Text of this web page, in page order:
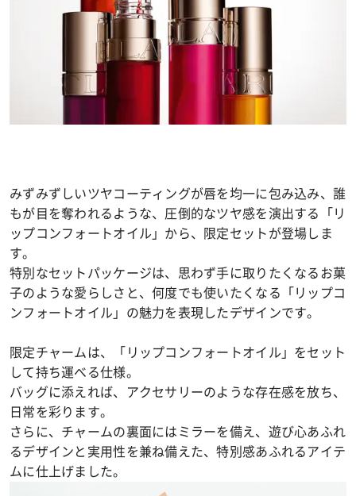
みずみずしいツヤコーティングが唇を均一に包み込み、誰
もが目を奪われるような、圧倒的なツヤ感を演出する「リ
ップコンフォートオイル」から、限定セットが登場しま
す。
特別なセットパッケージは、思わず手に取りたくなるお菓
子のような愛らしさと、何度でも使いたくなる「リップコ
ンフォートオイル」の魅力を表現したデザインです。
限定チャームは、「リップコンフォートオイル」をセット
して持ち運べる仕様。
バッグに添えれば、アクセサリーのような存在感を放ち、
日常を彩ります。
さらに、チャームの裏面にはミラーを備え、遊び心あふれ
るデザインと実用性を兼ね備えた、特別感あふれるアイテ
ムに仕上げました。